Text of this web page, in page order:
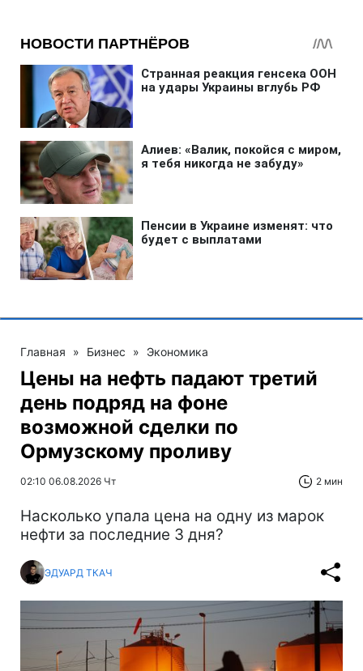
Главная » Бизнес » Экономика
Цены на нефть падают третий
день подряд на фоне
возможной сделки по
Ормузскому проливу
02:10 06.08.2026 Чт 2 мин
Насколько упала цена на одну из марок
нефти за последние 3 дня?
ЭДУАРД ТКАЧ